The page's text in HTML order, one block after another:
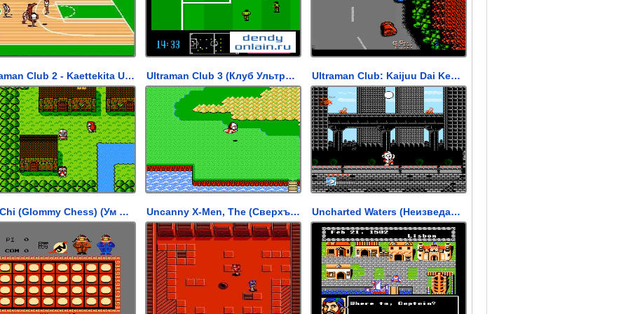
Ultraman Club 2 - Kaettekita Ultraman Club (Клуб Ультрамэн 2) Ultraman Club 3 (Клуб Ультрамэн 3) Ultraman Club: Kaijuu Dai Kessen!! (Клуб Ультраман)
Um Chi (Glommy Chess) (Ум Чи) Uncanny X-Men, The (Сверхъестественный Человек Икс) Uncharted Waters (Неизведанные моря)